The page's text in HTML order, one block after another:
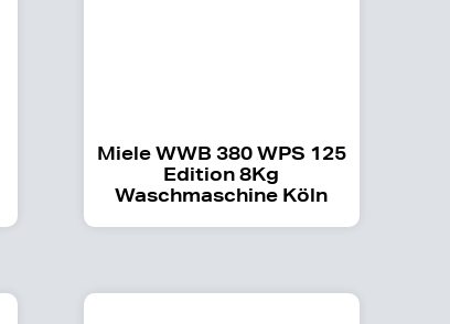
Miele WWB 380 WPS 125
Edition 8Kg
Waschmaschine Köln